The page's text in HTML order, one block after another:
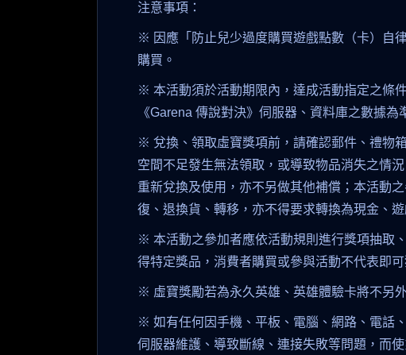
注意事項：
※ 因應「防止兒少過度購買遊戲點數（卡）自
購買。
※ 本活動須於活動期限內，達成活動指定之條
《Garena 傳說對決》伺服器、資料庫之數據
※ 兌換、領取虛寶獎項前，請確認郵件、禮物
空間不足發生無法領取，或導致物品消失之情
重新兌換及使用，亦不另做其他補償；本活動
復、退換貨、轉移，亦不得要求轉換為現金、
※ 本活動之參加者應依活動規則進行獎項抽取
得特定獎品，消費者購買或參與活動不代表即
※ 虛寶獎勵若為永久英雄、英雄體驗卡將不另
※ 如有任何因手機、平板、電腦、網路、電話
伺服器維護、導致斷線、連接失敗等問題，而